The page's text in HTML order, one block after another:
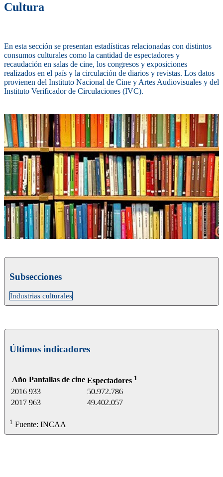
Cultura
En esta sección se presentan estadísticas relacionadas con distintos
consumos culturales como la cantidad de espectadores y
recaudación en salas de cine, los congresos y exposiciones
realizados en el país y la circulación de diarios y revistas. Los datos
provienen del Instituto Nacional de Cine y Artes Audiovisuales y del
Instituto Verificador de Circulaciones (IVC).
Subsecciones
Industrias culturales
Últimos indicadores
Año Pantallas de cine Espectadores 1
2016 933
50.972.786
2017 963 49.402.057
1 Fuente: INCAA